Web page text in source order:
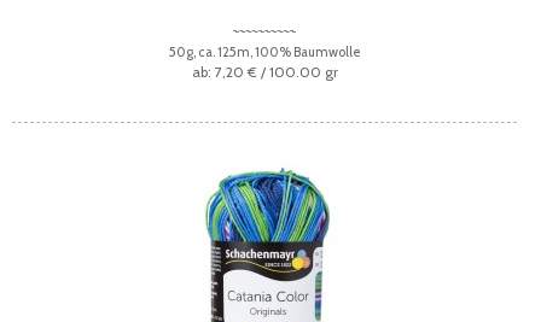
50g, ca. 125m, 100% Baumwolle
7,20 € / 100.00 gr